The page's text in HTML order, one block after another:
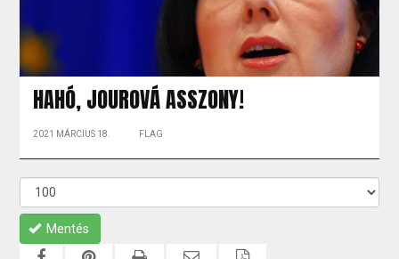
HAHÓ, JOUROVÁ ASSZONY!
2021 MÁRCIUS 18. FLAG
Mentés